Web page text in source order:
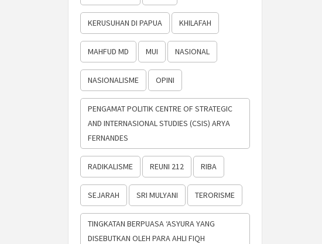
KERUSUHAN DI PAPUA KHILAFAH
MAHFUD MD MUI NASIONAL
NASIONALISME OPINI
PENGAMAT POLITIK CENTRE OF STRATEGIC
AND INTERNASIONAL STUDIES (CSIS) ARYA
FERNANDES
RADIKALISME REUNI 212 RIBA
SEJARAH SRI MULYANI TERORISME
TINGKATAN BERPUASA ‘ASYURA YANG
DISEBUTKAN OLEH PARA AHLI FIQH